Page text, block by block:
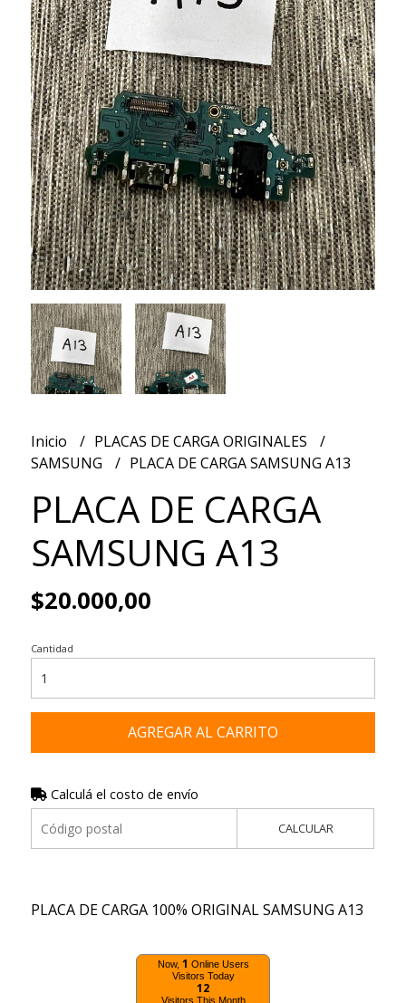
Inicio
PLACAS DE CARGA ORIGINALES
SAMSUNG
PLACA DE CARGA SAMSUNG A13
PLACA DE CARGA
SAMSUNG A13
$20.000,00
Cantidad
AGREGAR AL CARRITO
Calculá el costo de envío
CALCULAR
PLACA DE CARGA 100% ORIGINAL SAMSUNG A13
Now, 1 Online Users
Visitors Today
12
Visitors This Month